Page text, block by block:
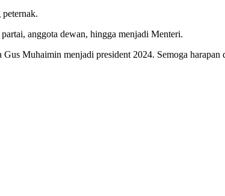
anggota dewan, hingga menjadi Menteri.
Muhaimin menjadi president 2024. Semoga